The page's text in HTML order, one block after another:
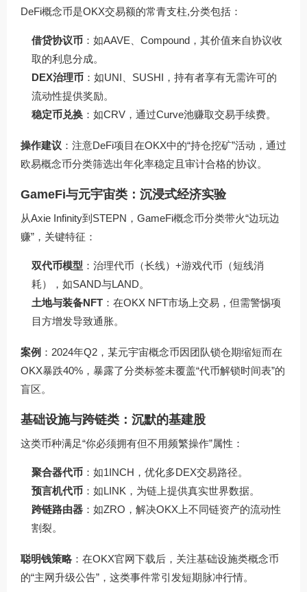
DeFi概念币是OKX交易额的常青支柱,分类包括：
借贷协议币 ：如AAVE、Compound，其价值来自协议收
取的利息分成。
DEX治理币 ：如UNI、SUSHI，持有者享有无需许可的
流动性提供奖励。
稳定币兑换 ：如CRV，通过Curve池赚取交易手续费。
操作建议 ：注意DeFi项目在OKX中的“持仓挖矿”活动，通过
欧易概念币分类筛选出年化率稳定且审计合格的协议。
GameFi与元宇宙类：沉浸式经济实验
从Axie Infinity到STEPN，GameFi概念币分类带火“边玩边
赚”，关键特征：
双代币模型 ：治理代币（长线）+游戏代币（短线消
耗），如SAND与LAND。
土地与装备NFT ：在OKX NFT市场上交易，但需警惕项
目方增发导致通胀。
案例 ：2024年Q2，某元宇宙概念币因团队锁仓期缩短而在
OKX暴跌40%，暴露了分类标签未覆盖“代币解锁时间表”的
盲区。
基础设施与跨链类：沉默的基建股
这类币种满足“你必须拥有但不用频繁操作”属性：
聚合器代币 ：如1INCH，优化多DEX交易路径。
预言机代币 ：如LINK，为链上提供真实世界数据。
跨链路由器 ：如ZRO，解决OKX上不同链资产的流动性
割裂。
聪明钱策略 ：在OKX官网下载后，关注基础设施类概念币
的“主网升级公告”，这类事件常引发短期脉冲行情。